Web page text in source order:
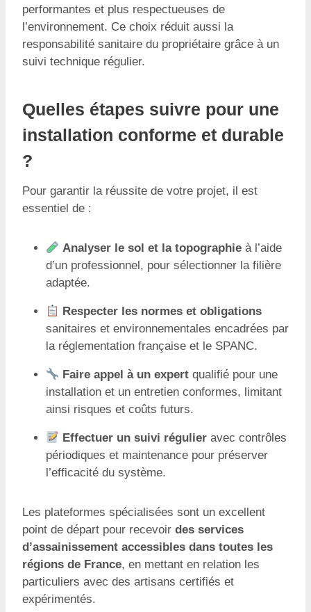
performantes et plus respectueuses de
l’environnement. Ce choix réduit aussi la
responsabilité sanitaire du propriétaire grâce à un
suivi technique régulier.
Quelles étapes suivre pour une
installation conforme et durable
?
Pour garantir la réussite de votre projet, il est
essentiel de :
Analyser le sol et la topographie à l’aide
d’un professionnel, pour sélectionner la filière
adaptée.
Respecter les normes et obligations
sanitaires et environnementales encadrées par
la réglementation française et le SPANC.
Faire appel à un expert qualifié pour une
installation et un entretien conformes, limitant
ainsi risques et coûts futurs.
Effectuer un suivi régulier avec contrôles
périodiques et maintenance pour préserver
l’efficacité du système.
Les plateformes spécialisées sont un excellent
point de départ pour recevoir des services
d’assainissement accessibles dans toutes les
régions de France, en mettant en relation les
particuliers avec des artisans certifiés et
expérimentés.